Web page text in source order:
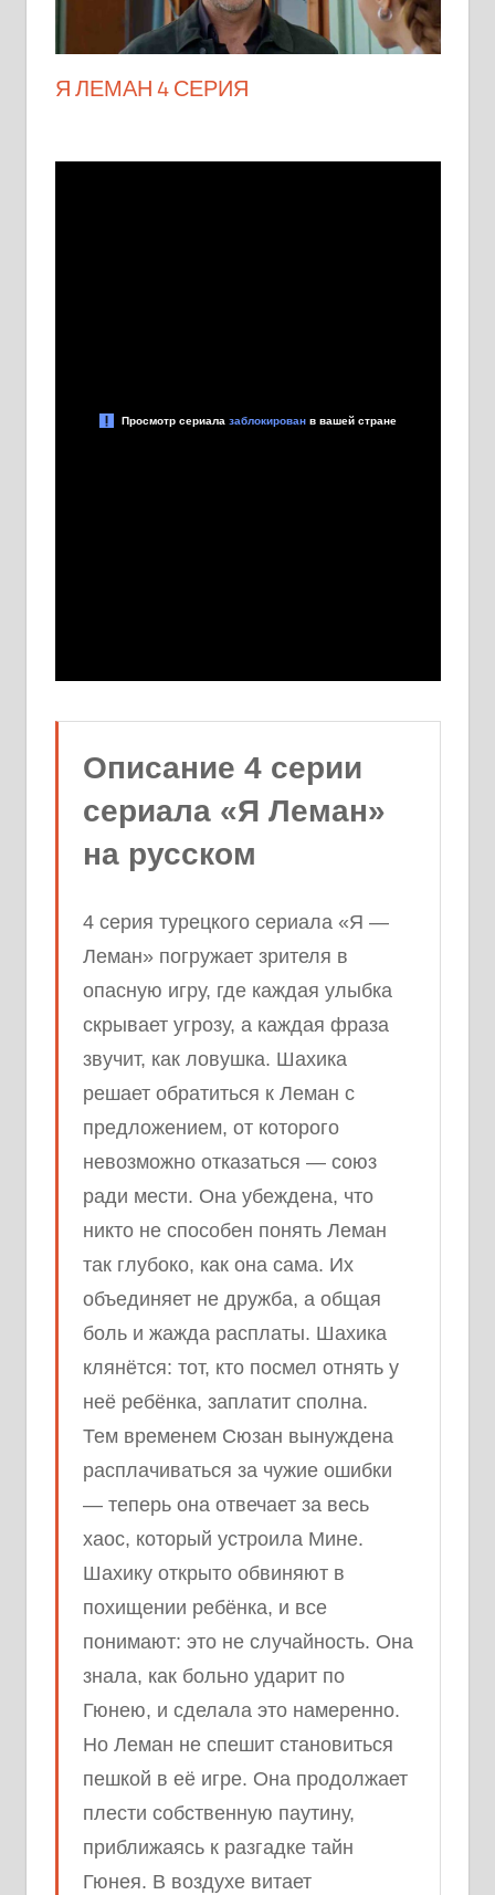
Я ЛЕМАН 4 СЕРИЯ
Описание 4 серии
сериала «Я Леман»
на русском
4 серия турецкого сериала «Я —
Леман» погружает зрителя в
опасную игру, где каждая улыбка
скрывает угрозу, а каждая фраза
звучит, как ловушка. Шахика
решает обратиться к Леман с
предложением, от которого
невозможно отказаться — союз
ради мести. Она убеждена, что
никто не способен понять Леман
так глубоко, как она сама. Их
объединяет не дружба, а общая
боль и жажда расплаты. Шахика
клянётся: тот, кто посмел отнять у
неё ребёнка, заплатит сполна.
Тем временем Сюзан вынуждена
расплачиваться за чужие ошибки
— теперь она отвечает за весь
хаос, который устроила Мине.
Шахику открыто обвиняют в
похищении ребёнка, и все
понимают: это не случайность. Она
знала, как больно ударит по
Гюнею, и сделала это намеренно.
Но Леман не спешит становиться
пешкой в её игре. Она продолжает
плести собственную паутину,
приближаясь к разгадке тайн
Гюнея. В воздухе витает